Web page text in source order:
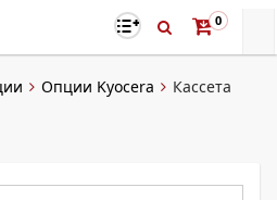
0
Опции Kyocera
Кассета